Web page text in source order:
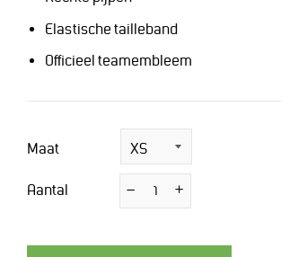
Elastische tailleband
Officieel teamembleem
Maat
Aantal
met
met